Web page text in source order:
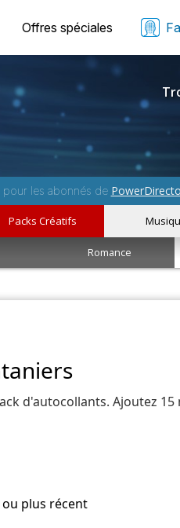
Offres spéciales
pour les abonnés de
Packs Créatifs
Romance
d'autocollants. Ajoutez 15
plus récent